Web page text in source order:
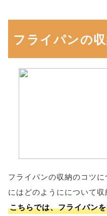
フライパンの
フライパンの収納のコツ
にはどのようにについて収
こちらでは、フライパン